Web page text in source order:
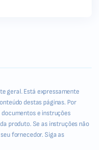
geral. Está expressamente
destas páginas. Por
e instruções
produto. Se as instruções não
fornecedor. Siga as